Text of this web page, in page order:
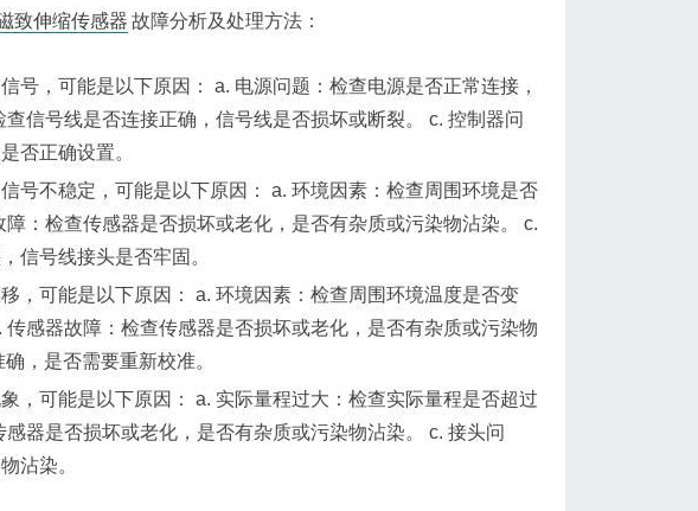
致伸缩传感器 故障分析及处理方法：
号，可能是以下原因： a. 电源问题：检查电源是否正常连接，
信号线是否连接正确，信号线是否损坏或断裂。 c. 控制器问
否正确设置。
号不稳定，可能是以下原因： a. 环境因素：检查周围环境是否
：检查传感器是否损坏或老化，是否有杂质或污染物沾染。 c.
信号线接头是否牢固。
，可能是以下原因： a. 环境因素：检查周围环境温度是否变
感器故障：检查传感器是否损坏或老化，是否有杂质或污染物
，是否需要重新校准。
，可能是以下原因： a. 实际量程过大：检查实际量程是否超过
器是否损坏或老化，是否有杂质或污染物沾染。 c. 接头问
沾染。